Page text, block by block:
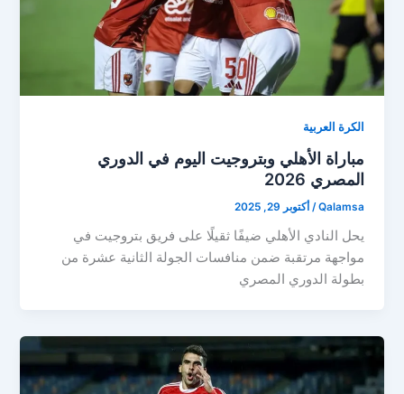
الكرة العربية
مباراة الأهلي وبتروجيت اليوم في الدوري
المصري 2026
Qalamsa
/أكتوبر 29, 2025
يحل النادي الأهلي ضيفًا ثقيلًا على فريق بتروجيت في
مواجهة مرتقبة ضمن منافسات الجولة الثانية عشرة من
بطولة الدوري المصري